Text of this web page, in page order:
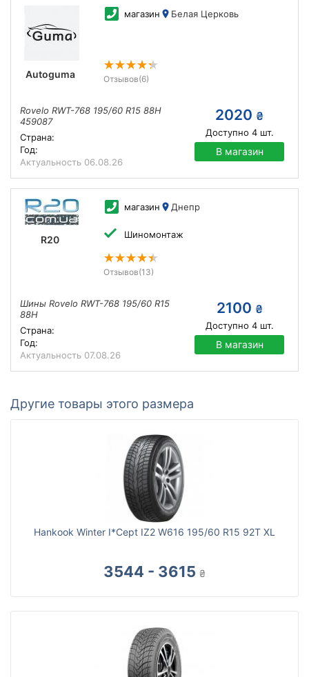
Autoguma
магазин Белая Церковь
Отзывов(6)
Rovelo RWT-768 195/60 R15 88H
459087
Страна:
Год:
Актуальность 06.08.26
2020 ₴
Доступно 4шт.
В магазин
R20
магазин Днепр
Шиномонтаж
Отзывов(13)
Шины Rovelo RWT-768 195/60 R15
88H
Страна:
Год:
Актуальность 07.08.26
2100 ₴
Доступно 4шт.
В магазин
Другие товары этого размера
Hankook Winter I*Cept IZ2 W616 195/60 R15 92T XL
3544 - 3615 ₴